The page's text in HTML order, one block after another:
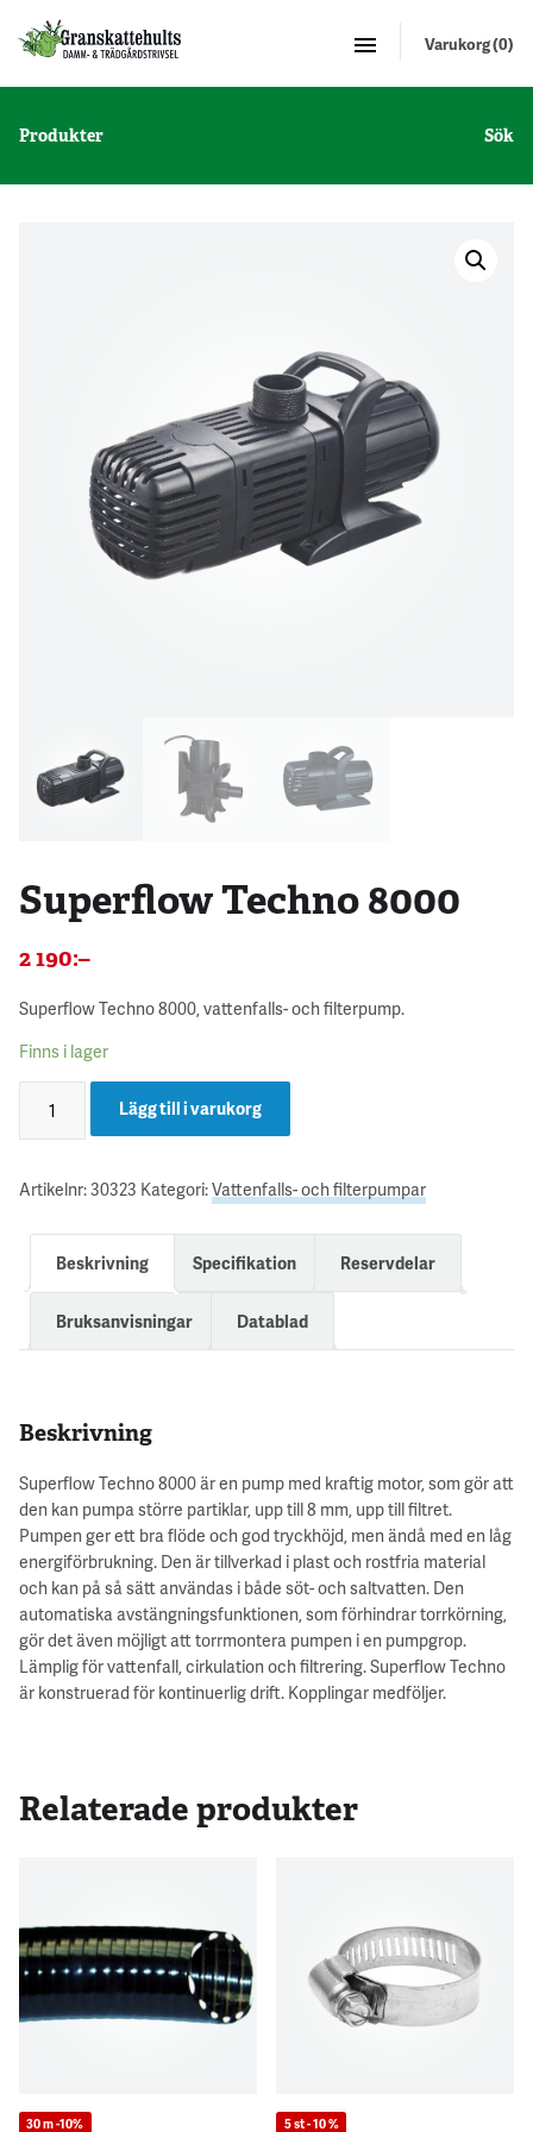
Varukorg (0)
Produkter Sök
Superflow Techno 8000
2 190:–
Superflow Techno 8000, vattenfalls- och filterpump.
Finns i lager
Lägg till i varukorg
Artikelnr:30323 Kategori:Vattenfalls- och filterpumpar
Beskrivning Specifikation Reservdelar
Bruksanvisningar Datablad
Beskrivning
Superflow Techno 8000 är en pump med kraftig motor, som gör att
den kan pumpa större partiklar, upp till 8 mm, upp till filtret.
Pumpen ger ett bra flöde och god tryckhöjd, men ändå med en låg
energiförbrukning. Den är tillverkad i plast och rostfria material
och kan på så sätt användas i både söt- och saltvatten. Den
automatiska avstängningsfunktionen, som förhindrar torrkörning,
gör det även möjligt att torrmontera pumpen i en pumpgrop.
Lämplig för vattenfall, cirkulation och filtrering. Superflow Techno
är konstruerad för kontinuerlig drift. Kopplingar medföljer.
Relaterade produkter
30 m -10% 5 st - 10 %